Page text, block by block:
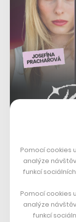
V Portugalsku
12 eur
Pomocí cookies
analýze
funkcí
Pomocí cookies
analýze
funkcí